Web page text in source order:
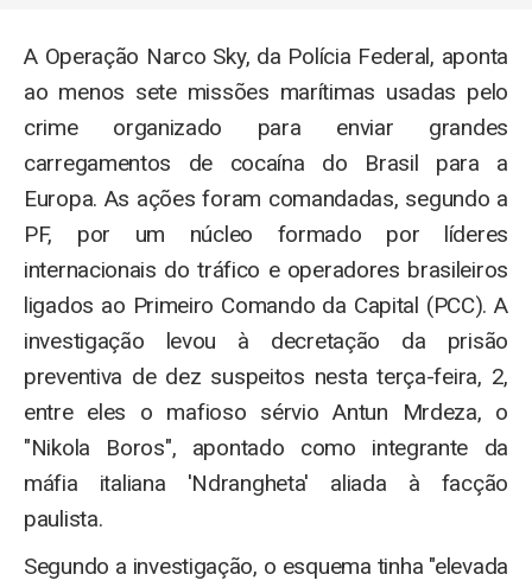
A Operação Narco Sky, da Polícia Federal, aponta
ao menos sete missões marítimas usadas pelo
crime organizado para enviar grandes
carregamentos de cocaína do Brasil para a
Europa. As ações foram comandadas, segundo a
PF, por um núcleo formado por líderes
internacionais do tráfico e operadores brasileiros
ligados ao Primeiro Comando da Capital (PCC). A
investigação levou à decretação da prisão
preventiva de dez suspeitos nesta terça-feira, 2,
entre eles o mafioso sérvio Antun Mrdeza, o
"Nikola Boros", apontado como integrante da
máfia italiana 'Ndrangheta' aliada à facção
paulista.
Segundo a investigação, o esquema tinha "elevada